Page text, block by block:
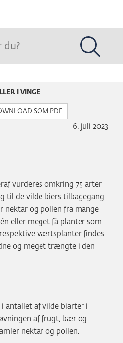
I VINGE
SOM PDF
6. juli 2023
vurderes omkring 75 arter
til de vilde biers tilbagegang
nektar og pollen fra mange
eller meget få planter som
værtsplanter findes
og meget trængte i den
i antallet af vilde biarter i
af frugt, bær og
nektar og pollen.